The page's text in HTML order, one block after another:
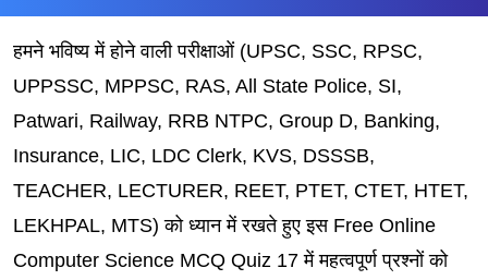
हमने भविष्य में होने वाली परीक्षाओं (UPSC, SSC, RPSC,
UPPSSC, MPPSC, RAS, All State Police, SI,
Patwari, Railway, RRB NTPC, Group D, Banking,
Insurance, LIC, LDC Clerk, KVS, DSSSB,
TEACHER, LECTURER, REET, PTET, CTET, HTET,
LEKHPAL, MTS) को ध्यान में रखते हुए इस Free Online
Computer Science MCQ Quiz 17 में महत्वपूर्ण प्रश्नों को